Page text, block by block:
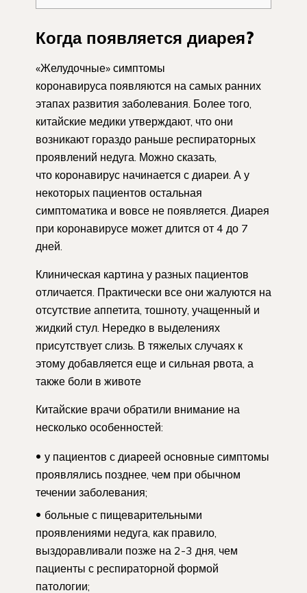
Когда появляется диарея?
«Желудочные» симптомы
коронавируса появляются на самых ранних
этапах развития заболевания. Более того,
китайские медики утверждают, что они
возникают гораздо раньше респираторных
проявлений недуга. Можно сказать,
что коронавирус начинается с диареи. А у
некоторых пациентов остальная
симптоматика и вовсе не появляется. Диарея
при коронавирусе может длится от 4 до 7
дней.
Клиническая картина у разных пациентов
отличается. Практически все они жалуются на
отсутствие аппетита, тошноту, учащенный и
жидкий стул. Нередко в выделениях
присутствует слизь. В тяжелых случаях к
этому добавляется еще и сильная рвота, а
также боли в животе
Китайские врачи обратили внимание на
несколько особенностей:
у пациентов с диареей основные симптомы
проявлялись позднее, чем при обычном
течении заболевания;
больные с пищеварительными
проявлениями недуга, как правило,
выздоравливали позже на 2-3 дня, чем
пациенты с респираторной формой
патологии;